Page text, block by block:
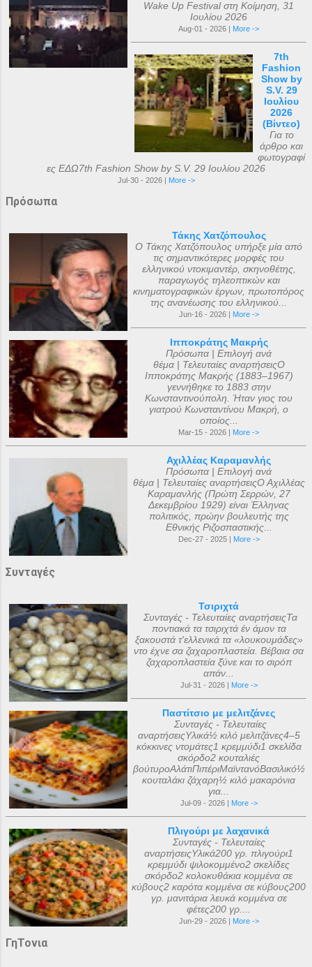
Wake Up Festival στη Κοίμηση, 31
Ιουλίου 2026
Aug-01 - 2026 | More ->
7th
Fashion
Show by
S.V. 29
Ιουλίου
2026
(Βίντεο)
Για το
άρθρο και
φωτογραφί
ες ΕΔΩ7th Fashion Show by S.V. 29 Ιουλίου 2026
Jul-30 - 2026 | More ->
Πρόσωπα
Τάκης Χατζόπουλος
Ο Τάκης Χατζόπουλος υπήρξε μία από
τις σημαντικότερες μορφές του
ελληνικού ντοκιμαντέρ, σκηνοθέτης,
παραγωγός τηλεοπτικών και
κινηματογραφικών έργων, πρωτοπόρος
της ανανέωσης του ελληνικού...
Jun-16 - 2026 | More ->
Ιπποκράτης Μακρής
Πρόσωπα | Επιλογή ανά
θέμα | Τελευταίες αναρτήσειςΟ
Ιπποκράτης Μακρής (1883–1967)
γεννήθηκε το 1883 στην
Κωνσταντινούπολη. Ήταν γιος του
γιατρού Κωνσταντίνου Μακρή, ο
οποίος...
Mar-15 - 2026 | More ->
Αχιλλέας Καραμανλής
Πρόσωπα | Επιλογή ανά
θέμα | Τελευταίες αναρτήσειςΟ Αχιλλέας
Καραμανλής (Πρώτη Σερρών, 27
Δεκεμβρίου 1929) είναι Έλληνας
πολιτικός, πρώην βουλευτής της
Εθνικής Ριζοσπαστικής...
Dec-27 - 2025 | More ->
Συνταγές
Τσιριχτά
Συνταγές - Τελευταίες αναρτήσειςΤα
ποντιακά τα τσιριχτά έν άμον τα
ξακουστά τ'ελλενικά τα «λουκουμάδες»
ντο έχνε σα ζαχαροπλαστεία. Βέβαια σα
ζαχαροπλαστεία ξ̌ύνε και το σιρόπ
απάν...
Jul-31 - 2026 | More ->
Παστίτσιο με μελιτζάνες
Συνταγές - Τελευταίες
αναρτήσειςΥλικά½ κιλό μελιτζάνες4–5
κόκκινες ντομάτες1 κρεμμύδι1 σκελίδα
σκόρδο2 κουταλιές
βούτυροΑλάτιΠιπέριΜαϊντανόΒασιλικό½
κουταλάκι ζάχαρη½ κιλό μακαρόνια
για...
Jul-09 - 2026 | More ->
Πλιγούρι με λαχανικά
Συνταγές - Τελευταίες
αναρτήσειςΥλικά200 γρ. πλιγούρι1
κρεμμύδι ψιλοκομμένο2 σκελίδες
σκόρδο2 κολοκυθάκια κομμένα σε
κύβους2 καρότα κομμένα σε κύβους200
γρ. μανιτάρια λευκά κομμένα σε
φέτες200 γρ....
Jun-29 - 2026 | More ->
ΓηΤονια